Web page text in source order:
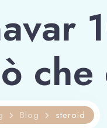
che
Blog steroid